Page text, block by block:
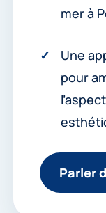
mer à
Une
pour
Parler